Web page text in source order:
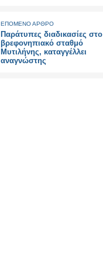
ΕΠΟΜΕΝΟ ΑΡΘΡΟ
Παράτυπες διαδικασίες στο
βρεφονηπιακό σταθμό
Μυτιλήνης, καταγγέλλει
αναγνώστης